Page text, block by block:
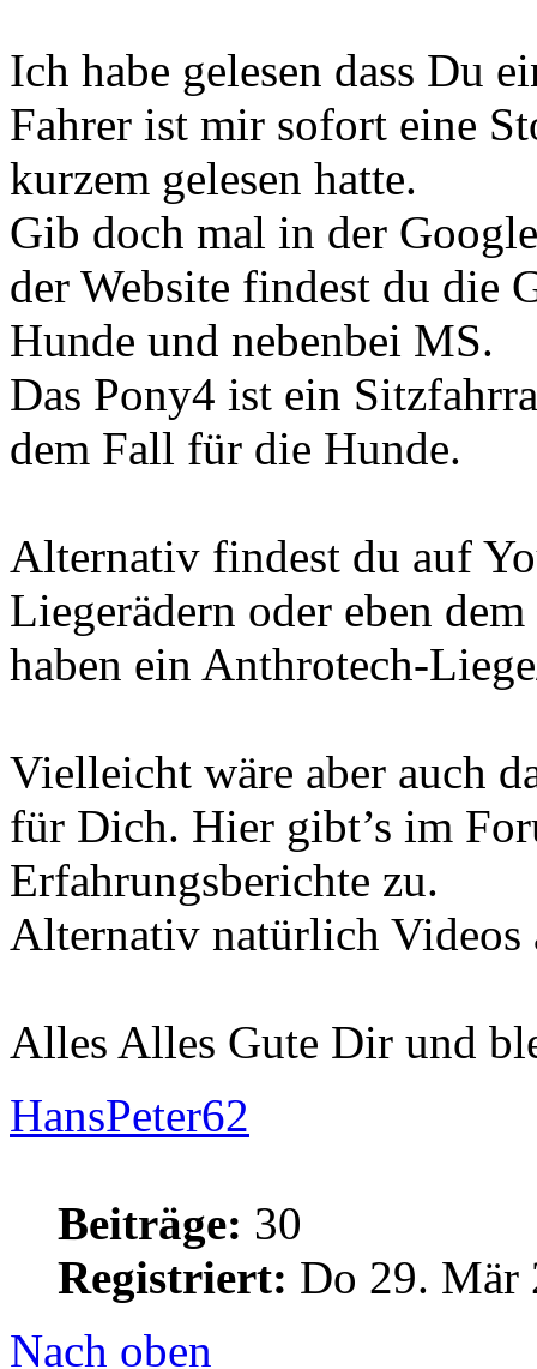
Ich habe gelesen dass Du
Fahrer ist mir sofort eine
kurzem gelesen hatte.
Gib doch mal in der
der Website findest du die
Hunde und nebenbei MS.
Das Pony4 ist ein
dem Fall für die Hunde.
Alternativ findest du auf
Liegerädern oder eben
haben ein Anthrotech-
Vielleicht wäre aber auch
für Dich. Hier gibt’s im
Erfahrungsberichte zu.
Alternativ natürlich Videos
Alles Alles Gute Dir und
HansPeter62
Beiträge: 30
Registriert: Do 29. Mär
Nach oben